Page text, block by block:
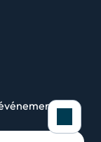
et